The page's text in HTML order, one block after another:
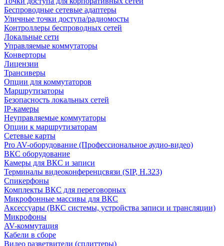
Беспроводные сетевые адаптеры
Уличные точки доступа/радиомосты
Контроллеры беспроводных сетей
Локальные сети
Управляемые коммутаторы
Конверторы
Лицензии
Трансиверы
Опции для коммутаторов
Маршрутизаторы
Безопасность локальных сетей
IP-камеры
Неуправляемые коммутаторы
Опции к маршрутизаторам
Сетевые карты
Pro AV-оборудование (Профессиональное аудио-видео)
ВКС оборудование
Камеры для ВКС и записи
Терминалы видеоконференцсвязи (SIP, H.323)
Спикерфоны
Комплекты ВКС для переговорных
Микрофонные массивы для ВКС
Аксессуары (ВКС системы, устройства записи и трансляции)
Микрофоны
AV-коммутация
Кабели в сборе
Видео разветвители (сплиттеры)